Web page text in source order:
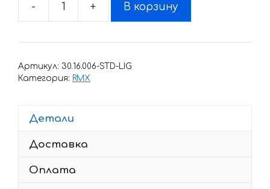
-
Количество
Комплект
1992-
+ В корзину
Артикул: 30.16.006-STD-LIG
Категория: RMX
Детали
Доставка
Оплата